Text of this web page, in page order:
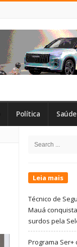
Política Saúde
Sidebar
Search
Leia mais
Técnico de
Mauá
surdos pela
Programa Ser+